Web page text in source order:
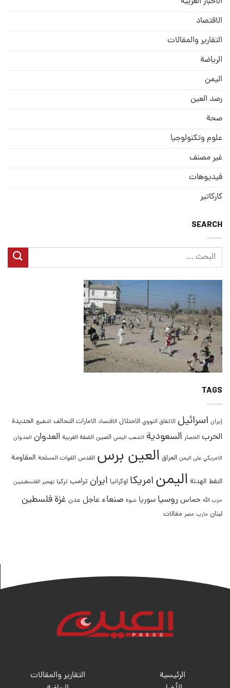
الاقتصاد
التقارير والمقالات
الریاضة
الیمن
رصد العین
صحة
علوم وتكنولوجيا
غير مصنف
فيديوهات
كاركاتير
SEARCH
TAGS
إيران اسرائيل الاتفاق النووي الاحتلال الاقتصاد الامارات التحالف التطبيع الحديدة
الحرب الحصار السعودية الشعب اليمني الصين الضفة الغربية العدوان العدوان
الامريكي على اليمن العراق العين برس القدس القوات المسلحة المقاومة
النفط الهدنة اليمنامريكا اوكرانيا ايران ترامب تركيا تهجير الفلسطينيين
حزب الله حماس روسيا سوريا شبوة صنعاء عاجل عدن غزةفلسطين
لبنان مارب مصر مقالات
الرئيسية
التقارير والمقالات